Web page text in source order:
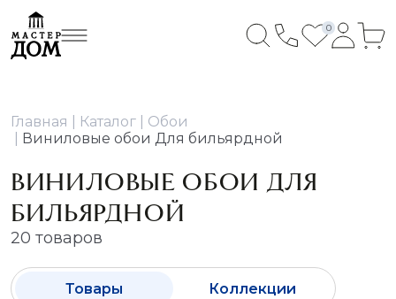
0
Главная Каталог
Обои
Виниловые обои Для бильярдной
ВИНИЛОВЫЕ ОБОИ ДЛЯ
БИЛЬЯРДНОЙ
20 товаров
Товары Коллекции